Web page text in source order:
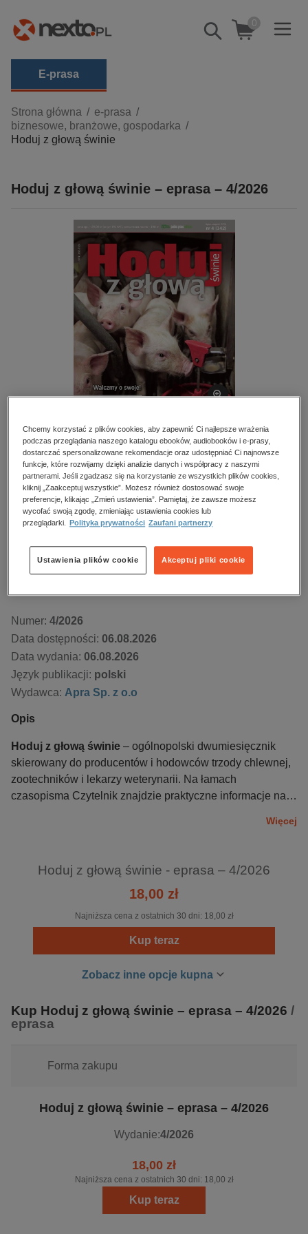
Pokaż/schowaj
wyszukiwarkę
0
E-prasa
Kategorie
Zobacz wszystkie E-prasa
biznesowe, branżowe, gospodarka
edukacja
hobby, sport, rozrywka
komputery, internet, technologie, informatyka
kobiece, lifestyle, kultura
polityka, społeczno-informacyjne
psychologiczne
popularno-naukowe
zdrowie
religie
Strona główna
e-prasa
biznesowe, branżowe, gospodarka
Hoduj z głową świnie
Hoduj z głową świnie – eprasa – 4/2026
Przeczytaj fragment
NOWOŚĆ
Hoduj z głową świnie – eprasa – 4/2026
Numery archiwalne
Numer: 4/2026
Data dostępności: 06.08.2026
Data wydania: 06.08.2026
Język publikacji: polski
Wydawca: Apra Sp. z o.o
Opis
Hoduj z głową świnie – ogólnopolski dwumiesięcznik
skierowany do producentów i hodowców trzody chlewnej,
zootechników i lekarzy weterynarii. Na łamach
czasopisma Czytelnik znajdzie praktyczne informacje na
prosiąt, warchlaków, tuczników, loch), hodowli i sposobów
artykułów merytorycznych, ale także wywiadów i reportaży
z gospodarstw prowadzących swoją produkcję w naszym
kraju albo zagranicą. Czytelnik ma dzięki temu możliwość
dokładnego przyglądnięcia się konkretnym etapom
produkcji oraz zapoznania się z indywidualnymi
zdrowotnych i organizacyjnych. Na łamachHoduj z głową
wieprzowiny. Celem jest zaprezentowanie Czytelnikowi
nowoczesnych rozwiązań wykorzystywanych w produkcji
branży, w sposób merytoryczny i przede wszystkim
Więcej
Hoduj z głową świnie - eprasa – 4/2026
18,00 zł
Najniższa cena z ostatnich 30 dni: 18,00 zł
Kup teraz
Zobacz inne opcje kupna
Kup Hoduj z głową świnie – eprasa – 4/2026 /
eprasa
Forma zakupu
Hoduj z głową świnie – eprasa – 4/2026
Wydanie:4/2026
18,00 zł
Najniższa cena z ostatnich 30 dni: 18,00 zł
Kup teraz
Chcemy korzystać z plików cookies, aby zapewnić Ci najlepsze wrażenia
podczas przeglądania naszego katalogu ebooków, audiobooków i e-prasy,
dostarczać spersonalizowane rekomendacje oraz udostępniać Ci najnowsze
funkcje, które rozwijamy dzięki analizie danych i współpracy z naszymi
partnerami. Jeśli zgadzasz się na korzystanie ze wszystkich plików cookies,
kliknij „Zaakceptuj wszystkie”. Możesz również dostosować swoje
preferencje, klikając „Zmień ustawienia”. Pamiętaj, że zawsze możesz
wycofać swoją zgodę, zmieniając ustawienia cookies lub
przeglądarki.
Polityka prywatności Zaufani partnerzy
Akceptuj pliki cookie
Ustawienia plików cookie